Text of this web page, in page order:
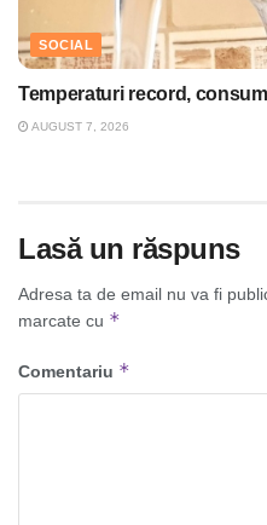
SOCIAL
Temperaturi record,
AUGUST 7, 2026
Lasă un răspuns
Adresa ta de email nu va fi
marcate cu *
Comentariu *